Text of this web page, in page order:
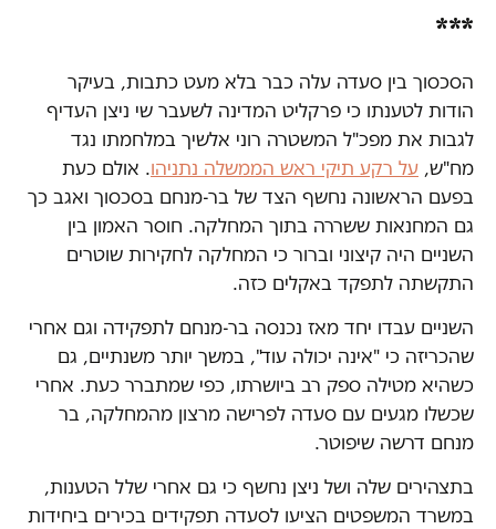
***
הסכסוך בין סעדה עלה כבר בלא מעט כתבות, בעיקר
הודות לטענתו כי פרקליט המדינה לשעבר שי ניצן העדיף
לגבות את מפכ"ל המשטרה רוני אלשיך במלחמתו נגד
מח"ש, על רקע תיקי ראש הממשלה נתניהו. אולם כעת
בפעם הראשונה נחשף הצד של בר-מנחם בסכסוך ואגב כך
גם המחנאות ששררה בתוך המחלקה. חוסר האמון בין
השניים היה קיצוני וברור כי המחלקה לחקירות שוטרים
התקשתה לתפקד באקלים כזה.
השניים עבדו יחד מאז נכנסה בר-מנחם לתפקידה וגם אחרי
שהכריזה כי "אינה יכולה עוד", במשך יותר משנתיים, גם
כשהיא מטילה ספק רב ביושרתו, כפי שמתברר כעת. אחרי
שכשלו מגעים עם סעדה לפרישה מרצון מהמחלקה, בר
מנחם דרשה שיפוטר.
בתצהירים שלה ושל ניצן נחשף כי גם אחרי שלל הטענות,
במשרד המשפטים הציעו לסעדה תפקידים בכירים ביחידות